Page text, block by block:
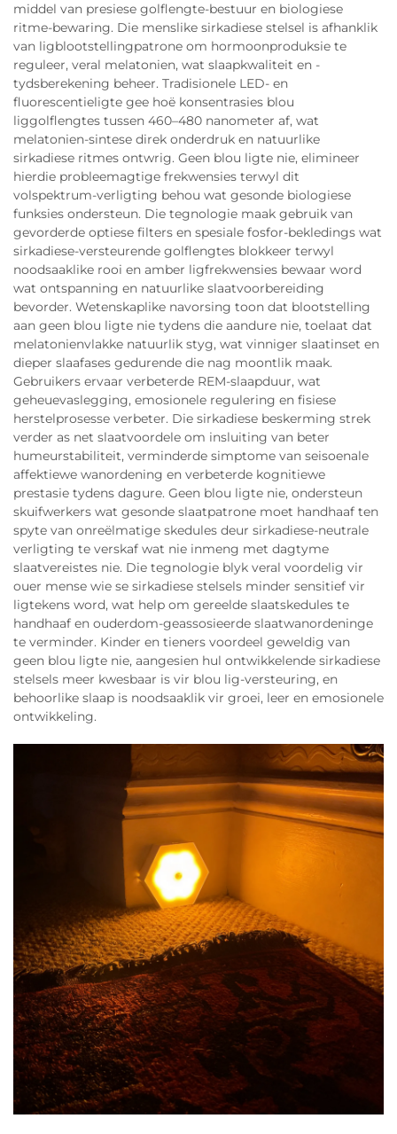
middel van presiese golflengte-bestuur en biologiese
ritme-bewaring. Die menslike sirkadiese stelsel is afhanklik
van ligblootstellingpatrone om hormoonproduksie te
reguleer, veral melatonien, wat slaapkwaliteit en -
tydsberekening beheer. Tradisionele LED- en
fluorescentieligte gee hoë konsentrasies blou
liggolflengtes tussen 460–480 nanometer af, wat
melatonien-sintese direk onderdruk en natuurlike
sirkadiese ritmes ontwrig. Geen blou ligte nie, elimineer
hierdie probleemagtige frekwensies terwyl dit
volspektrum-verligting behou wat gesonde biologiese
funksies ondersteun. Die tegnologie maak gebruik van
gevorderde optiese filters en spesiale fosfor-bekledings wat
sirkadiese-versteurende golflengtes blokkeer terwyl
noodsaaklike rooi en amber ligfrekwensies bewaar word
wat ontspanning en natuurlike slaatvoorbereiding
bevorder. Wetenskaplike navorsing toon dat blootstelling
aan geen blou ligte nie tydens die aandure nie, toelaat dat
melatonienvlakke natuurlik styg, wat vinniger slaatinset en
dieper slaafases gedurende die nag moontlik maak.
Gebruikers ervaar verbeterde REM-slaapduur, wat
geheuevaslegging, emosionele regulering en fisiese
herstelprosesse verbeter. Die sirkadiese beskerming strek
verder as net slaatvoordele om insluiting van beter
humeurstabiliteit, verminderde simptome van seisoenale
affektiewe wanordening en verbeterde kognitiewe
prestasie tydens dagure. Geen blou ligte nie, ondersteun
skuifwerkers wat gesonde slaatpatrone moet handhaaf ten
spyte van onreëlmatige skedules deur sirkadiese-neutrale
verligting te verskaf wat nie inmeng met dagtyme
slaatvereistes nie. Die tegnologie blyk veral voordelig vir
ouer mense wie se sirkadiese stelsels minder sensitief vir
ligtekens word, wat help om gereelde slaatskedules te
handhaaf en ouderdom-geassosieerde slaatwanordeninge
te verminder. Kinder en tieners voordeel geweldig van
geen blou ligte nie, aangesien hul ontwikkelende sirkadiese
stelsels meer kwesbaar is vir blou lig-versteuring, en
behoorlike slaap is noodsaaklik vir groei, leer en emosionele
ontwikkeling.